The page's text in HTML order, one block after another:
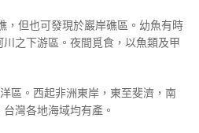
，但也可發現於巖岸礁區。幼魚有時
之下游區。夜間覓食，以魚類及甲
區。西起非洲東岸，東至斐濟，南
灣各地海域均有產。